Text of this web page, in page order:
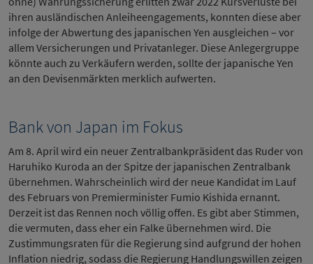
ihren ausländischen Anleiheengagements, konnten diese aber
infolge der Abwertung des japanischen Yen ausgleichen – vor
allem Versicherungen und Privatanleger. Diese Anlegergruppe
könnte auch zu Verkäufern werden, sollte der japanische Yen
an den Devisenmärkten merklich aufwerten.
Bank von Japan im Fokus
Am 8. April wird ein neuer Zentralbankpräsident das Ruder von
Haruhiko Kuroda an der Spitze der japanischen Zentralbank
übernehmen. Wahrscheinlich wird der neue Kandidat im Lauf
des Februars von Premierminister Fumio Kishida ernannt.
Derzeit ist das Rennen noch völlig offen. Es gibt aber Stimmen,
die vermuten, dass eher ein Falke übernehmen wird. Die
Zustimmungsraten für die Regierung sind aufgrund der hohen
Inflation niedrig, sodass die Regierung Handlungswillen zeigen